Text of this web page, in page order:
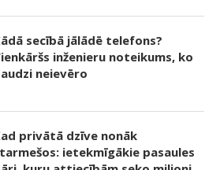
secībā jālādē telefons?
inženieru noteikums, ko
neievēro
privātā dzīve nonāk
ietekmīgākie pasaules